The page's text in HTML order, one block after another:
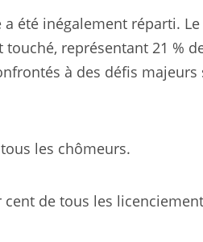
a été inégalement réparti.
représentant 21 %
à des défis majeurs
les chômeurs.
de tous les